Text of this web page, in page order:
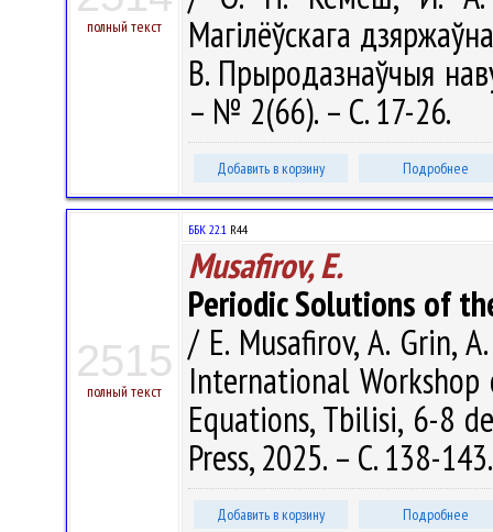
полный текст
Магілёўскага
B. Прыродазнаўчыя
– № 2(66). – С. 17-26.
Добавить в корзину Подробнее
2515
полный текст
ББК 22.1 R44
Musafirov, E.
Periodic Solutions of
/ E. Musafirov, A. Grin,
International
Equations, Tbilisi, 6-8
Press, 2025. – С. 138-
Добавить в корзину Подробнее